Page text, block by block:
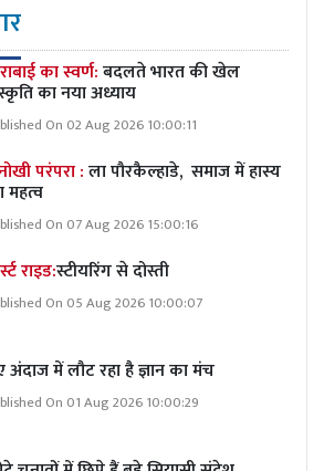
का स्वर्ण:बदलते भारत की खेल
का नया अध्याय
On 02 Aug 2026 10:00:11
परंपरा :ला पौरकैल्हाडे, समाज में हास्य
महत्व
On 07 Aug 2026 15:00:16
राइड:स्टीयरिंग से दोस्ती
On 05 Aug 2026 10:00:07
अंदाज में लौट रहा है ज्ञान का मंच
On 01 Aug 2026 10:00:29